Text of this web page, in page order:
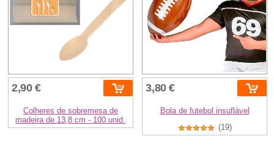
2,90 €
Colheres de sobremesa de
madeira de 13,8 cm - 100 unid.
3,80 €
Bola de futebol insuflável
(19)